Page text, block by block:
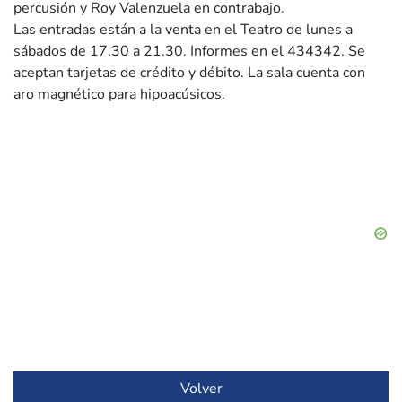
percusión y Roy Valenzuela en contrabajo.
Las entradas están a la venta en el Teatro de lunes a
sábados de 17.30 a 21.30. Informes en el 434342. Se
aceptan tarjetas de crédito y débito. La sala cuenta con
aro magnético para hipoacúsicos.
Volver